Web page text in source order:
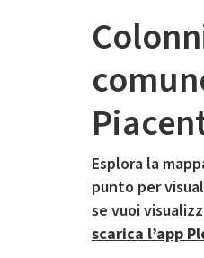
Esplora la
punto per
se vuoi
scarica l’app